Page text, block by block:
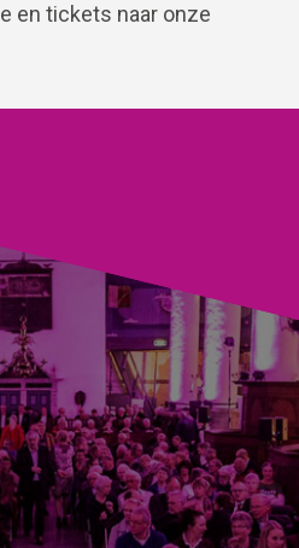
en tickets naar onze